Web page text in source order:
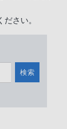
さい。
検索